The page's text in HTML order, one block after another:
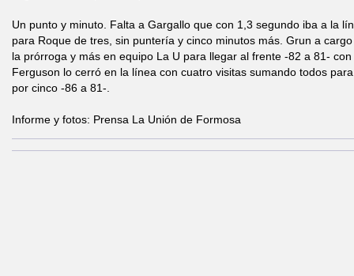
Un punto y minuto. Falta a Gargallo que con 1,3 segundo iba a la
para Roque de tres, sin puntería y cinco minutos más. Grun a
la prórroga y más en equipo La U para llegar al frente -82 a 81-
Ferguson lo cerró en la línea con cuatro visitas sumando todos
por cinco -86 a 81-.
Informe y fotos: Prensa La Unión de Formosa